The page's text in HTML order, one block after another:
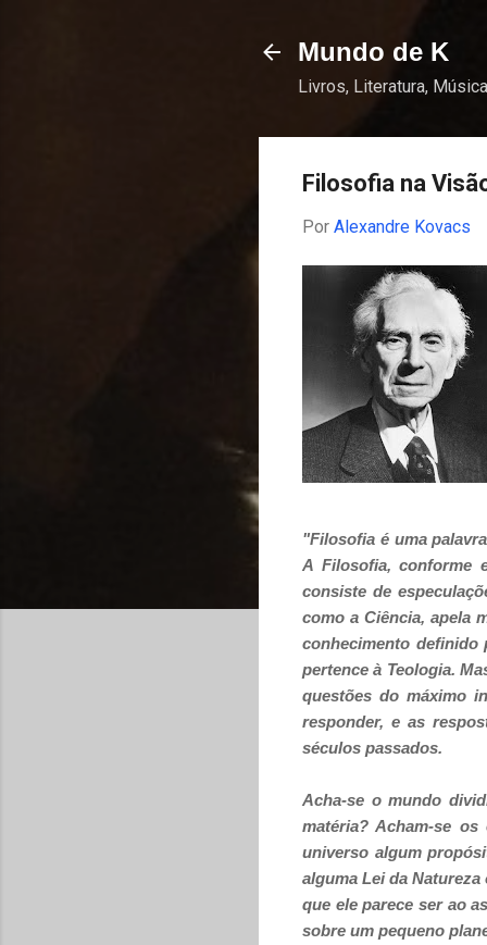
Mundo de K
Livros, Literatura,
Filosofia na
Por Alexandre Kovacs
"Filosofia é uma
A Filosofia, conforme
consiste de
como a Ciência, apela
conhecimento definido
pertence à Teologia.
questões do máximo
responder, e as
séculos passados.
Acha-se o mundo
matéria? Acham-se
universo algum
alguma Lei da
que ele parece ser ao
sobre um pequeno